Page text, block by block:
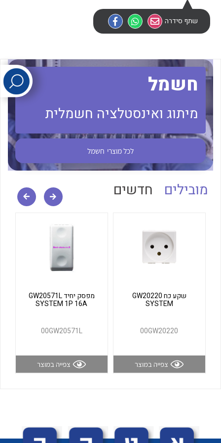
לכל מוצרי היצרן
לכל מוצרי היצרן לכל מוצרי היצרן
שתף סידרה
חשמל
מיתוג ואינסטלציה חשמלית
לכל מוצרי חשמל
מובילים חדשים
שקע כח GW20220
SYSTEM
00GW20220
צפייה במוצר
מפסק יחיד GW20571L
SYSTEM 1P 16A
00GW20571L
צפייה במוצר